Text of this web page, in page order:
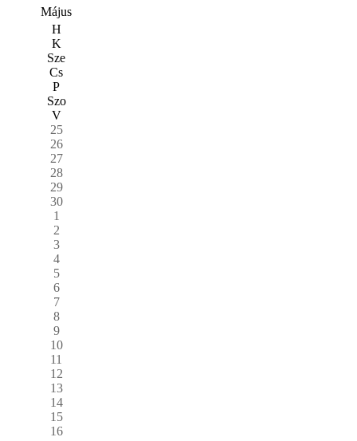
Május
H
K
Sze
Cs
P
Szo
V
25
26
27
28
29
30
1
2
3
4
5
6
7
8
9
10
11
12
13
14
15
16